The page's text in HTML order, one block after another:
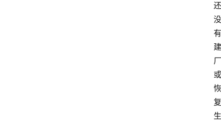
还
没
有
建
厂
或
恢
复
生